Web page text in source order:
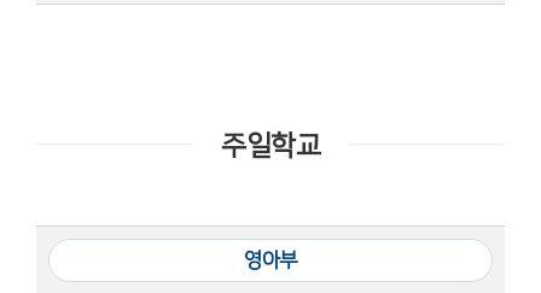
주일학교
영아부